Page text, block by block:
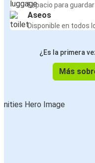
Espacio para
Aseos
Disponible en todos
¿Es la primera
Más